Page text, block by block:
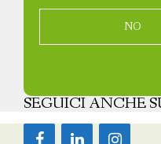
NO
SEGUICI ANCHE